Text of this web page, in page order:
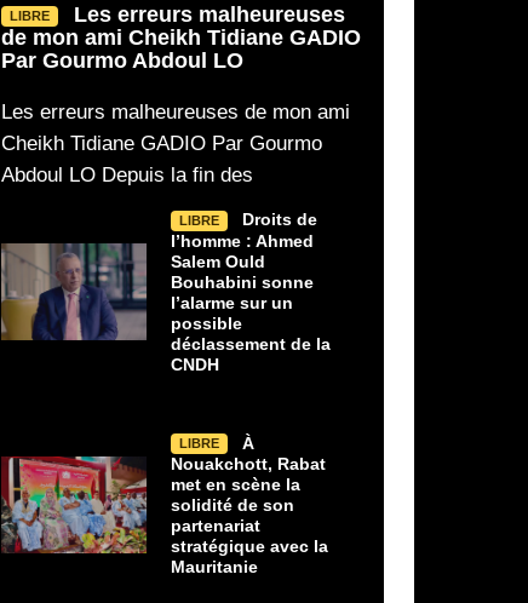
LIBRE
Les erreurs malheureuses
de mon ami Cheikh Tidiane GADIO
Par Gourmo Abdoul LO
Les erreurs malheureuses de mon ami
Cheikh Tidiane GADIO Par Gourmo
Abdoul LO Depuis la fin des
LIBRE
Droits de
l’homme : Ahmed
Salem Ould
Bouhabini sonne
l’alarme sur un
possible
déclassement de la
CNDH
LIBRE
À
Nouakchott, Rabat
met en scène la
solidité de son
partenariat
stratégique avec la
Mauritanie